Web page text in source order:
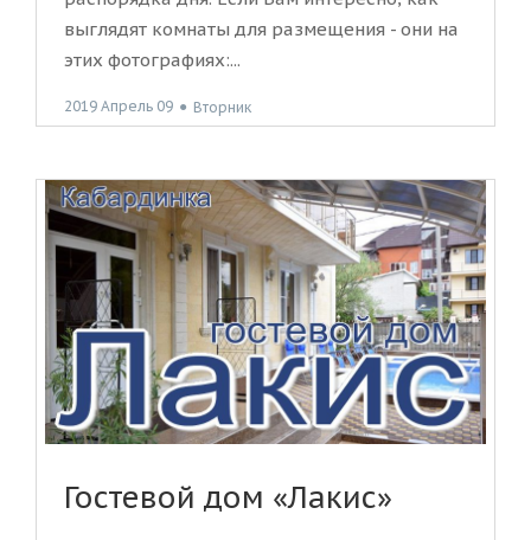
выглядят комнаты для размещения - они на
этих фотографиях:...
2019 Апрель 09 ● Вторник
Гостевой дом «Лакис»